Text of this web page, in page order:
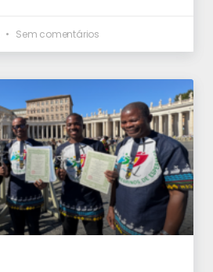
Sem comentários